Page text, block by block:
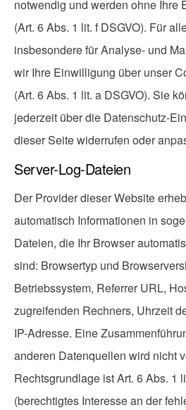
notwendig und werden ohne Ihre
(Art. 6 Abs. 1 lit. f DSGVO). Für
insbesondere für Analyse- und
wir Ihre Einwilligung über unser
(Art. 6 Abs. 1 lit. a DSGVO). Sie
jederzeit über die Datenschutz-
dieser Seite widerrufen oder
Server-Log-Dateien
Der Provider dieser Website
automatisch Informationen in
Dateien, die Ihr Browser
sind: Browsertyp und
Betriebssystem, Referrer URL,
zugreifenden Rechners, Uhrzeit
IP-Adresse. Eine
anderen Datenquellen wird nicht
Rechtsgrundlage ist Art. 6 Abs. 1
(berechtigtes Interesse an der